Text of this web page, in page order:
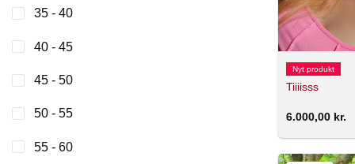
35 - 40
40 - 45
45 - 50
50 - 55
55 - 60
Nyt produkt
Tiiiisss
6.000,00 kr.